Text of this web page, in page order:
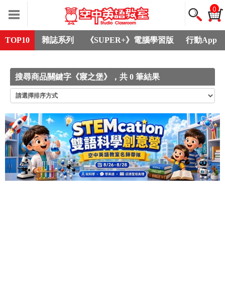
0
TOP10 雜誌系列 《SUPER+》電腦學習版 行動App
搜尋商品關鍵字《寢之堡》，共 0 筆結果